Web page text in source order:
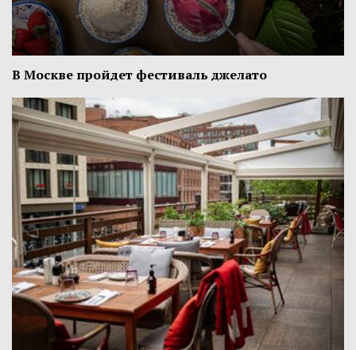
В Москве пройдет фестиваль джелато